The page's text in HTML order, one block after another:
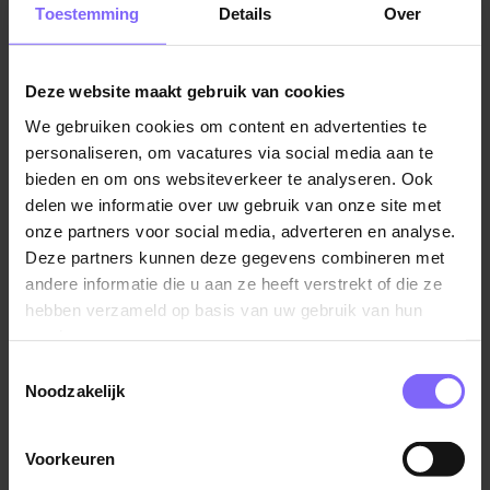
Toestemming Details Over
Deze website maakt gebruik van cookies
We gebruiken cookies om content en advertenties te
personaliseren, om vacatures via social media aan te
bieden en om ons websiteverkeer te analyseren. Ook
delen we informatie over uw gebruik van onze site met
onze partners voor social media, adverteren en analyse.
Deze partners kunnen deze gegevens combineren met
andere informatie die u aan ze heeft verstrekt of die ze
hebben verzameld op basis van uw gebruik van hun
Noodzakelijk
Voorkeuren
hoogspanning (STIPEL VP of BEI LV/HV/WV).
of je wil je ontwikkelen vanaf monteur.
Bent leergierig, zelfstandig en denkt
oplossingsgericht.
Werkt klantgericht en communiceert helder met je
team en opdrachtgevers.
Over SPIE
Werken bij SPIE brengt het in beweging! Als grootste
multitechnische dienstverlener van Nederland brengt
beweging. We zorgen ervoor dat gebouwen optimaal
presteren, maken steden slimmer, faciliteren de
energietransitie, verduurzamen industriële activiteiten
en brengen de digitale transformatie in beweging.
Vergelijkbare vacatures
Monteur Panelenbouw
SPIE
Weert
Elsloo